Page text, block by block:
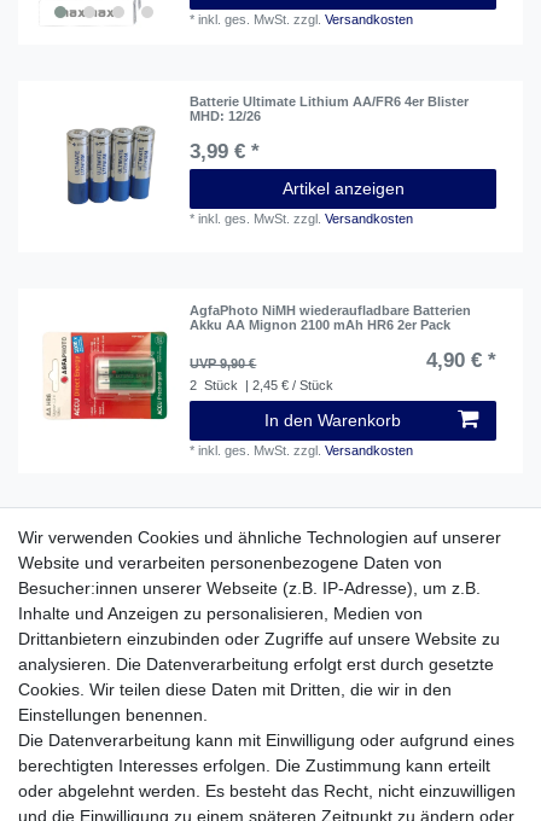
*inkl. ges. MwSt. zzgl.Versandkosten
Batterie Ultimate Lithium AA/FR6 4er Blister
MHD: 12/26
3,99 € *
Artikel anzeigen
*inkl. ges. MwSt. zzgl.Versandkosten
AgfaPhoto NiMH wiederaufladbare Batterien
Akku AA Mignon 2100 mAh HR6 2er Pack
UVP 9,90 € 4,90 € *
2 Stück | 2,45 € / Stück
In den Warenkorb
*inkl. ges. MwSt. zzgl.Versandkosten
AgfaPhoto NiMH wiederaufladbare Batterien
Akku AA Mignon 2300 mAh HR6 2er Pack
UVP 9,50 € 4,70 € *
| 2,35 € / Stück
In den Warenkorb
*inkl. ges. MwSt. zzgl.Versandkosten
maxmax® MXP22 2.600 mAh Powerbank -
Mobiles Ladegerät für alle Geräte mit USB
Anschluss
UVP 6,99 €
1,50 € *
Wir verwenden Cookies und ähnliche Technologien auf unserer
Website und verarbeiten personenbezogene Daten von
Besucher:innen unserer Webseite (z.B. IP-Adresse), um z.B.
Inhalte und Anzeigen zu personalisieren, Medien von
Drittanbietern einzubinden oder Zugriffe auf unsere Website zu
analysieren. Die Datenverarbeitung erfolgt erst durch gesetzte
Cookies. Wir teilen diese Daten mit Dritten, die wir in den
Einstellungen benennen.
Die Datenverarbeitung kann mit Einwilligung oder aufgrund eines
berechtigten Interesses erfolgen. Die Zustimmung kann erteilt
oder abgelehnt werden. Es besteht das Recht, nicht einzuwilligen
und die Einwilligung zu einem späteren Zeitpunkt zu ändern oder